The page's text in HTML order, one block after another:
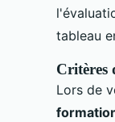
tableau
Critères
Lors de